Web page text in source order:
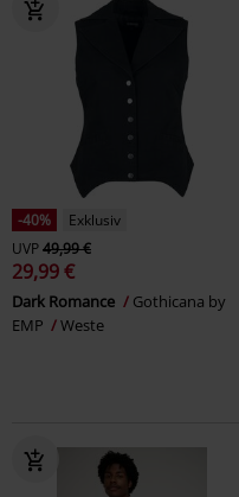
-40%
Exklusiv
UVP49,99 €
29,99 €
Dark Romance
Gothicana by
EMP
Weste